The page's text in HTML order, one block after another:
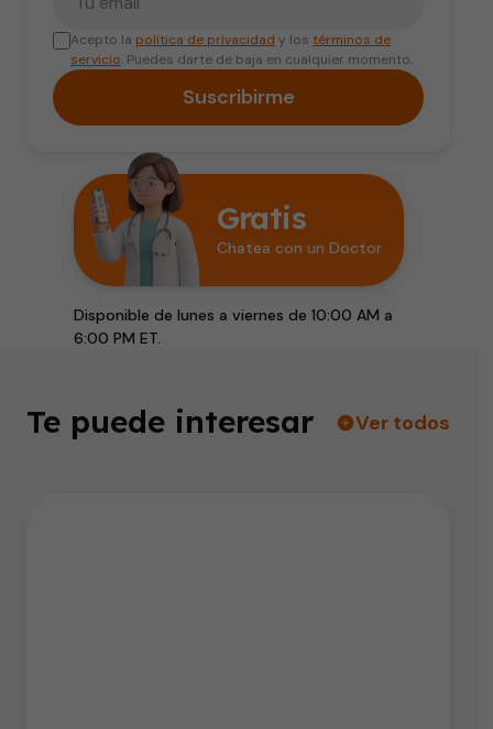
Acepto la política de privacidad y los términos de
servicio. Puedes darte de baja en cualquier momento.
Suscribirme
Gratis
Chatea con un Doctor
Disponible de lunes a viernes de 10:00 AM a
6:00 PM ET.
Te puede interesar Ver todos